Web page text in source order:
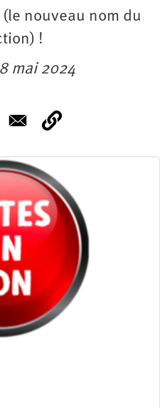
nouveau nom du
!
mai 2024